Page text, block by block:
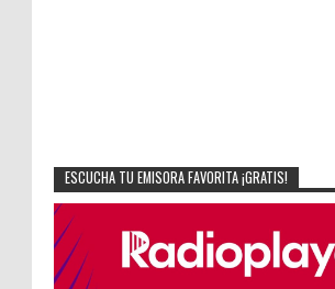
ESCUCHA TU EMISORA FAVORITA ¡GRATIS!